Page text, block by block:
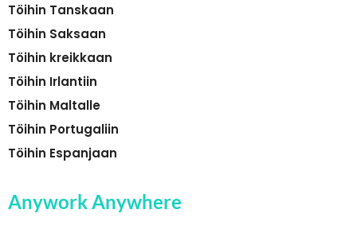
Töihin Tanskaan
Töihin Saksaan
Töihin kreikkaan
Töihin Irlantiin
Töihin Maltalle
Töihin Portugaliin
Töihin Espanjaan
Anywork Anywhere